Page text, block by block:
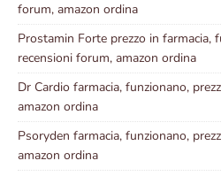
forum, amazon ordina
Prostamin Forte prezzo in farmacia,
recensioni forum, amazon ordina
Dr Cardio farmacia, funzionano,
amazon ordina
Psoryden farmacia, funzionano,
amazon ordina